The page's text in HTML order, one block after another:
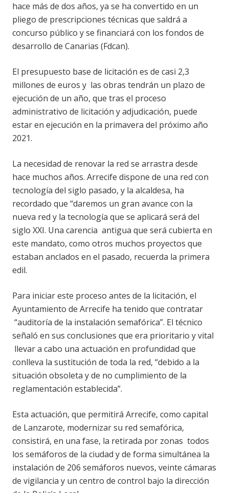
hace más de dos años, ya se ha convertido en un
pliego de prescripciones técnicas que saldrá a
concurso público y se financiará con los fondos de
desarrollo de Canarias (Fdcan).
El presupuesto base de licitación es de casi 2,3
millones de euros y las obras tendrán un plazo de
ejecución de un año, que tras el proceso
administrativo de licitación y adjudicación, puede
estar en ejecución en la primavera del próximo año
2021.
La necesidad de renovar la red se arrastra desde
hace muchos años. Arrecife dispone de una red con
tecnología del siglo pasado, y la alcaldesa, ha
recordado que “daremos un gran avance con la
nueva red y la tecnología que se aplicará será del
siglo XXI. Una carencia antigua que será cubierta en
este mandato, como otros muchos proyectos que
estaban anclados en el pasado, recuerda la primera
edil.
Para iniciar este proceso antes de la licitación, el
Ayuntamiento de Arrecife ha tenido que contratar
“auditoría de la instalación semafórica”. El técnico
señaló en sus conclusiones que era prioritario y vital
llevar a cabo una actuación en profundidad que
conlleva la sustitución de toda la red, “debido a la
situación obsoleta y de no cumplimiento de la
reglamentación establecida”.
Esta actuación, que permitirá Arrecife, como capital
de Lanzarote, modernizar su red semafórica,
consistirá, en una fase, la retirada por zonas todos
los semáforos de la ciudad y de forma simultánea la
instalación de 206 semáforos nuevos, veinte cámaras
de vigilancia y un centro de control bajo la dirección